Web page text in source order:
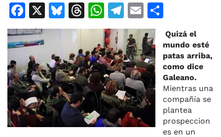
F
a
c
e
b
o
o
k
X
Bl
u
e
s
k
y
T
h
re
a
d
s
W
h
at
s
A
p
p
T
el
e
gr
a
m
E
m
ai
l
o
m
p
ar
ti
r
Quizá el
mundo esté
patas arriba,
como dice
Galeano.
Mientras una
compañía se
plantea
prospeccion
es en un